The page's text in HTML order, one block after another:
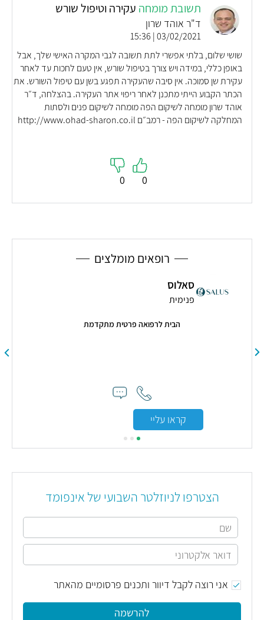
תשובת מומחה עקירה וטיפול שורש
ד"ר אוהד שרון
03/02/2021 | 15:36
שושי שלום, בלתי אפשרי לתת תשובה לגבי המקרה האישי שלך, אבל
באופן כללי, במידה ויש צורך בטיפול שורש, אין טעם לחכות עד לאחר
עקירת שן סמוכה. אין סיבה שהעקירה תפגע בשן עם טיפול השורש. את
הכתר הקבוע הייתי מתכנן לאחר ריפוי אתר העקירה. בהצלחה, ד״ר
אוהד שרון מומחה לשיקום הפה מומחה לשיקום פנים ולסתות
המחלקה לשיקום הפה - רמב״ם http://www.ohad-sharon.co.il
0
0
רופאים מומלצים
סאלוס
פנימית
הבית לרפואה פרטית מתקדמת
קראו עליי
הצטרפו לניוזלטר השבועי של אינפומד
אני רוצה לקבל דיוור ותכנים פרסומיים מהאתר
להרשמה